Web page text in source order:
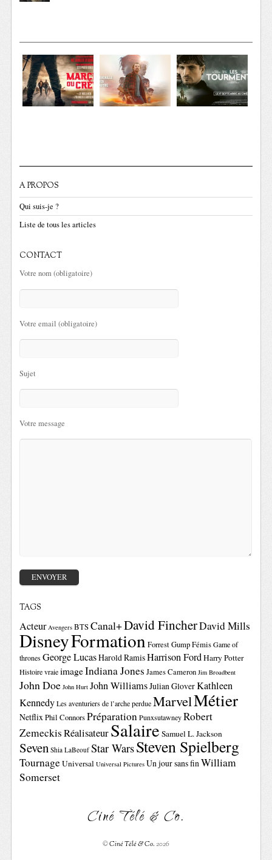
A PROPOS
Qui suis-je ?
Liste de tous les articles
CONTACT
Votre nom (obligatoire)
Votre email (obligatoire)
Sujet
Votre message
TAGS
Acteur Avengers BTSCanal+David FincherDavid Mills
DisneyFormationForrest GumpFémis Game of
thrones George LucasHarold RamisHarrison FordHarry Potter
Histoire vraie imageIndiana Jones James Cameron Jim Broadbent
John Doe John Hurt John WilliamsJulian GloverKathleen
Kennedy Les aventuriers de l’arche perdue MarvelMétier
NetflixPhil ConnorsPréparation Punxsutawney Robert
ZemeckisRéalisateurSalaire Samuel L. Jackson
Seven Shia LaBeouf Star WarsSteven Spielberg
TournageUniversal Universal Pictures Un jour sans finWilliam
Somerset
Ciné Télé & Co.
©Ciné Télé & Co.2026